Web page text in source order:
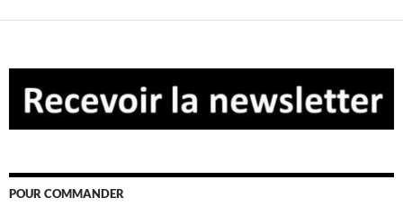
POUR COMMANDER